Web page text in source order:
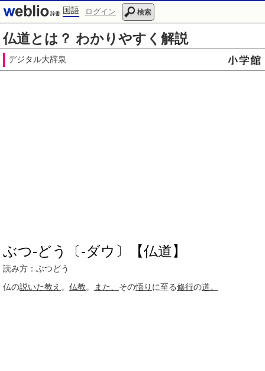
国語 ログイン 検索
仏道とは？ わかりやすく解説
デジタル大辞泉
ぶつ‐どう〔‐ダウ〕【仏道】
読み方：ぶつどう
仏の説いた教え 。 仏教。 また、 その悟り に至る修行の道。